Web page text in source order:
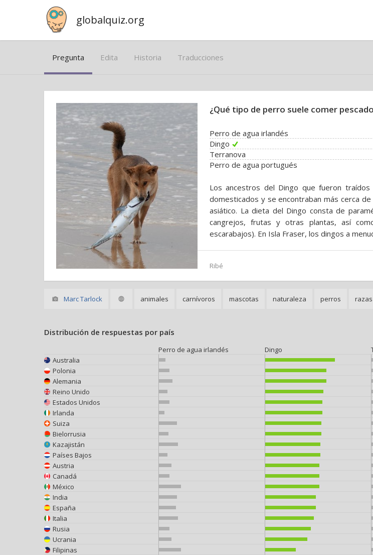
globalquiz.org
Pregunta Edita Historia Traducciones
¿Qué tipo de perro suele comer
Perro de agua irlandés
Dingo
Terranova
Perro de agua portugués
Los ancestros del Dingo que fueron traídos
domesticados y se encontraban más cerca
asiático. La dieta del Dingo consta de
cangrejos, frutas y otras plantas, así
escarabajos). En Isla Fraser, los dingos a
Ribé
Marc Tarlock animales carnívoros mascotas naturaleza perros
Distribución de respuestas por país
Perro de agua irlandés Dingo
Australia
Polonia
Alemania
Reino Unido
Estados Unidos
Irlanda
Suiza
Bielorrusia
Kazajistán
Países Bajos
Austria
Canadá
México
India
España
Italia
Rusia
Ucrania
Filipinas